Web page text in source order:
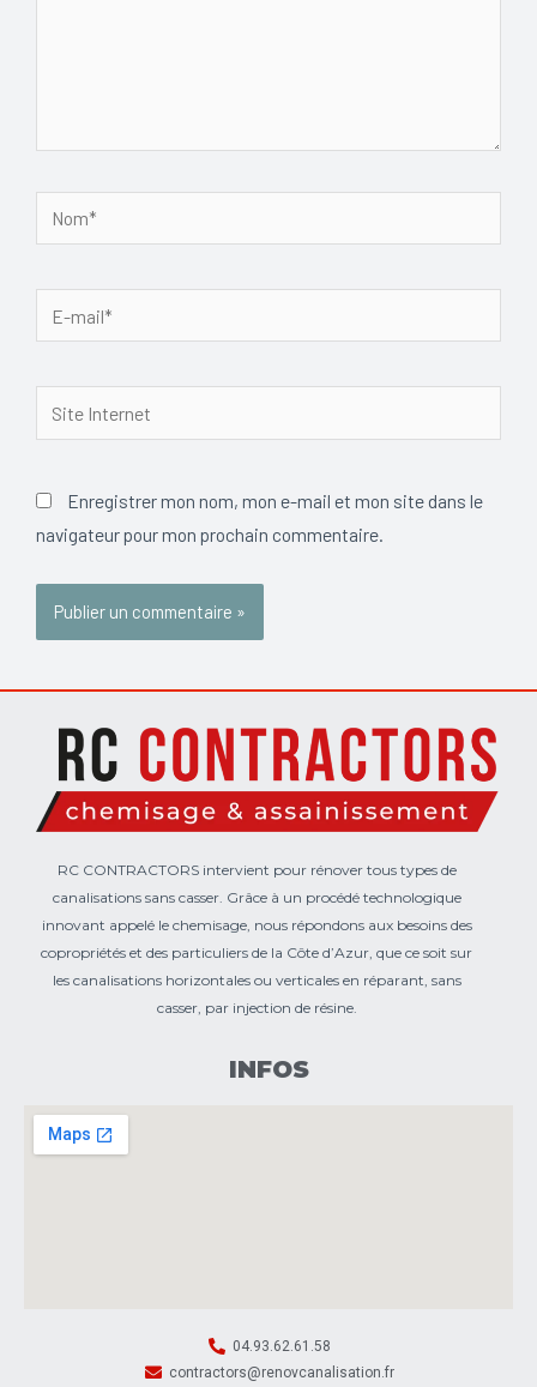
mail*
Internet
Enregistrer mon nom, mon e-mail et mon site dans le
navigateur pour mon prochain commentaire.
RC CONTRACTORS intervient pour rénover tous types de
canalisations sans casser. Grâce à un procédé technologique
innovant appelé le chemisage, nous répondons aux besoins des
copropriétés et des particuliers de la Côte d’Azur, que ce soit sur
les canalisations horizontales ou verticales en réparant, sans
casser, par injection de résine.
INFOS
04.93.62.61.58
contractors@renovcanalisation.fr